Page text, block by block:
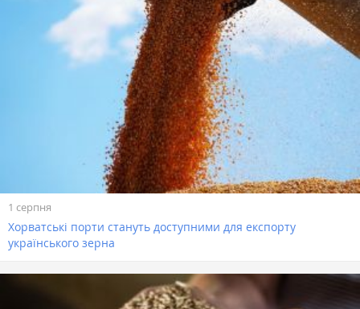
1 серпня
Хорватські порти стануть доступними для експорту
українського зерна